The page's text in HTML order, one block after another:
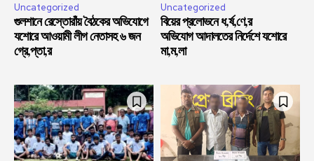
Uncategorized
গুলশানে রেস্তোরাঁয় বৈঠকের অভিযোগে
যশোরে আওয়ামী লীগ নেতাসহ ৬ জন
গ্রে,প্তা,র
Uncategorized
বিয়ের প্রলোভনে ধ,র্ষ,ণে,র
অভিযোগ আদালতের নির্দেশে যশোরে
মা,ম,লা